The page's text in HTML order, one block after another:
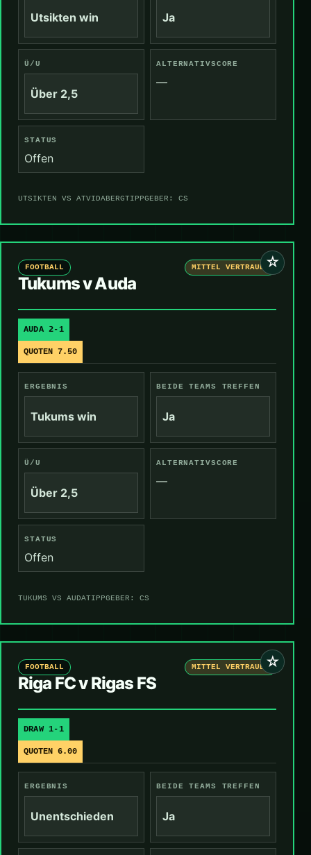
Utsikten win Ja
Ü/U
Über 2,5
ALTERNATIVSCORE
—
STATUS
Offen
UTSIKTEN VS ATVIDABERGTIPPGEBER: CS
☆
FOOTBALL MITTEL VERTRAUEN
Tukums v Auda
AUDA 2-1
QUOTEN 7.50
ERGEBNIS
Tukums win
BEIDE TEAMS TREFFEN
Ja
Ü/U
Über 2,5
ALTERNATIVSCORE
—
STATUS
Offen
TUKUMS VS AUDATIPPGEBER: CS
☆
FOOTBALL MITTEL VERTRAUEN
Riga FC v Rigas FS
DRAW 1-1
QUOTEN 6.00
ERGEBNIS
Unentschieden
BEIDE TEAMS TREFFEN
Ja